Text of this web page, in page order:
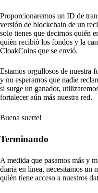
Proporcionaremos un ID de
versión de blockchain de un
solo tienes que decirnos quién
quién recibió los fondos y la
CloakCoins que se envió.
Estamos orgullosos de nuestra
y no esperamos que nadie
si surge un ganador,
fortalecer aún más nuestra red.
Buena suerte!
Terminando
A medida que pasamos más y
diaria en línea, necesitamos un
quién tiene acceso a nuestros